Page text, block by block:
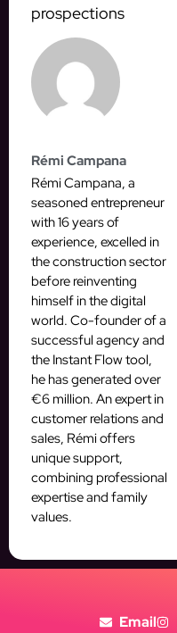
prospections
Rémi Campana
Rémi Campana, a
seasoned entrepreneur
with 16 years of
experience, excelled in
the construction sector
before reinventing
himself in the digital
world. Co-founder of a
successful agency and
the Instant Flow tool,
he has generated over
€6 million. An expert in
customer relations and
sales, Rémi offers
unique support,
combining professional
expertise and family
values.
Email